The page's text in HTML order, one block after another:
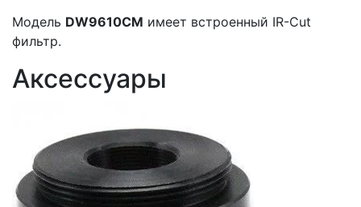
Модель DW9610CM имеет встроенный IR-Cut
фильтр.
Аксессуары